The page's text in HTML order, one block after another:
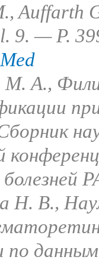
Auffarth
9. — P.
А.,
Н. В.,
по